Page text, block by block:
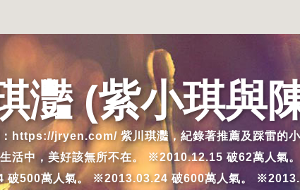
灩 (紫小琪與
https://jryen.com/ 紫川琪灩，紀錄著推薦及踩雷的
生活中，美好該無所不在。 ※2010.12.15 破62萬人
500萬人氣。 ※2013.03.24 破600萬人氣。